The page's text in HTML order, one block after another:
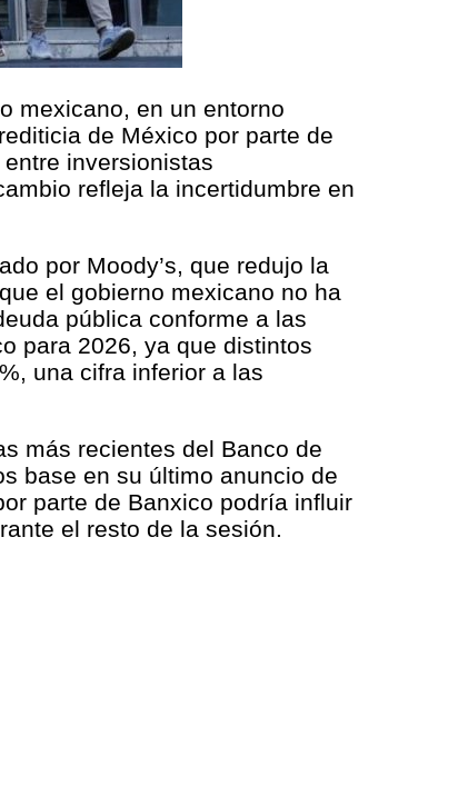
mexicano, en un entorno
de México por parte de
inversionistas
refleja la incertidumbre en
por Moody’s, que redujo la
el gobierno mexicano no ha
pública conforme a las
para 2026, ya que distintos
una cifra inferior a las
más recientes del Banco de
base en su último anuncio de
parte de Banxico podría influir
el resto de la sesión.